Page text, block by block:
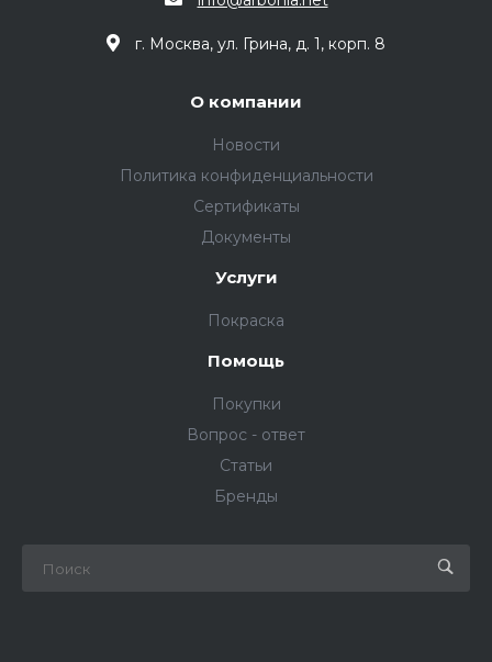
г. Москва, ул. Грина, д. 1, корп. 8
О компании
Новости
Политика конфиденциальности
Сертификаты
Документы
Услуги
Покраска
Помощь
Покупки
Вопрос - ответ
Статьи
Бренды